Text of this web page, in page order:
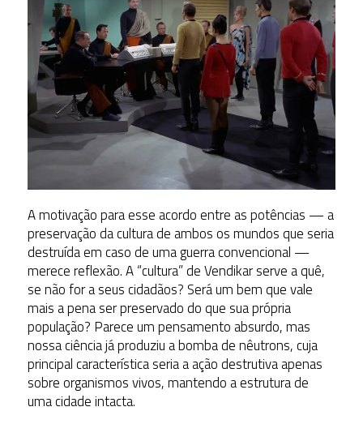
A motivação para esse acordo entre as potências — a
preservação da cultura de ambos os mundos que seria
destruída em caso de uma guerra convencional —
merece reflexão. A “cultura” de Vendikar serve a quê,
se não for a seus cidadãos? Será um bem que vale
mais a pena ser preservado do que sua própria
população? Parece um pensamento absurdo, mas
nossa ciência já produziu a bomba de nêutrons, cuja
principal característica seria a ação destrutiva apenas
sobre organismos vivos, mantendo a estrutura de
uma cidade intacta.